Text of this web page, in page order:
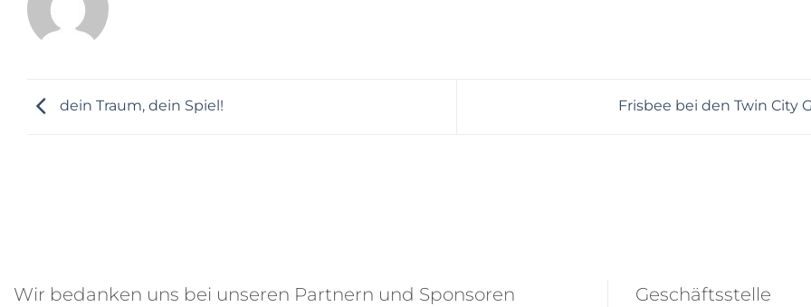
dein Traum, dein Spiel! Frisbee bei den Twin City
Wir bedanken uns bei unseren Partnern und Sponsoren Geschäftsstelle